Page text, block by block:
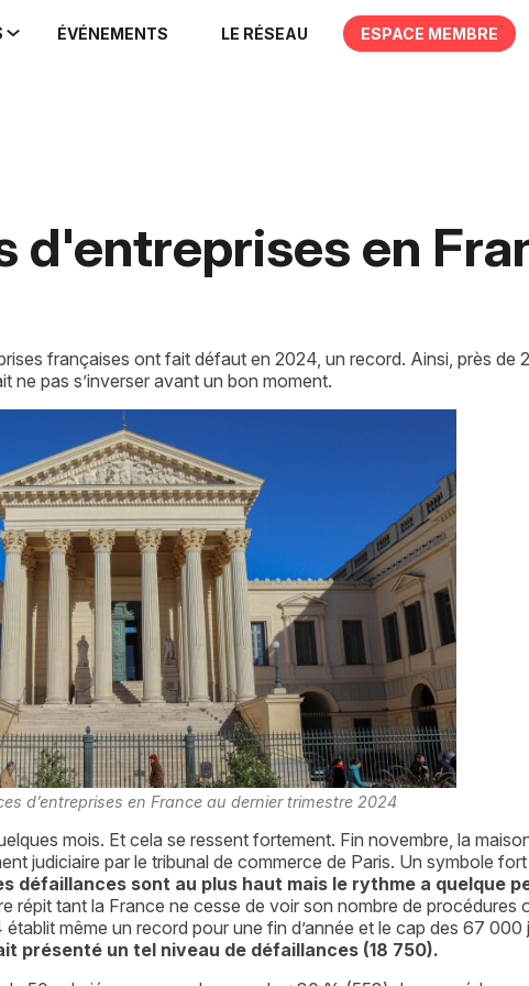
ÉVÉNEMENTS LE RÉSEAU ESPACE MEMBRE
d'entreprises en
françaises ont fait défaut en 2024, un record. Ainsi, près de
ne pas s’inverser avant un bon moment.
d’entreprises en France au dernier trimestre 2024
mois. Et cela se ressent fortement. Fin novembre, la
judiciaire par le tribunal de commerce de Paris. Un symbole
défaillances sont au plus haut mais le rythme a quelque
répit tant la France ne cesse de voir son nombre de procédures
même un record pour une fin d’année et le cap des 67
présenté un tel niveau de défaillances (18 750).